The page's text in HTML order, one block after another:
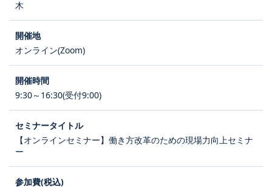
木
オンライン(Zoom)
9:30～16:30(受付9:00)
【オンラインセミナー】働き方改革のための現場力向上セミナ
ー